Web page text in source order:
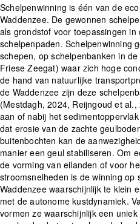
Schelpenwinning is één van de
Waddenzee. De gewonnen
als grondstof voor toepassingen
schelpenpaden. Schelpenwinning
schepen, op schelpenbanken in
Friese Zeegat) waar zich hoge
de hand van natuurlijke
de Waddenzee zijn deze
(Mestdagh, 2024, Reijngoud et
aan of nabij het
dat erosie van de zachte
buitenbochten kan de
manier een geul stabiliseren. Om
de vorming van eilanden of voor
stroomsnelheden is de winning op
Waddenzee waarschijnlijk te klein
met de autonome kustdynamiek.
vormen ze waarschijnlijk een